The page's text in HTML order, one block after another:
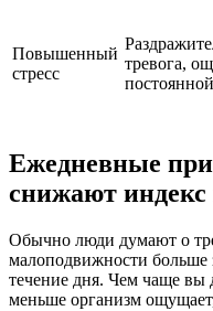
Повышенный
стресс
тревога,
Ежедневные
снижают
Обычно люди думают о
малоподвижности больше
течение дня. Чем чаще вы
меньше организм